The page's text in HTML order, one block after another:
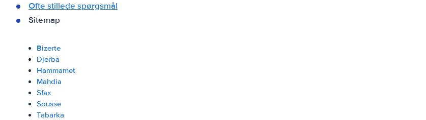
Ofte stillede spørgsmål
Sitemap
Bizerte
Djerba
Hammamet
Mahdia
Sfax
Sousse
Tabarka